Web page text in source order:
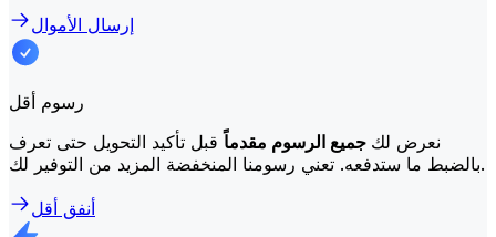
إرسال الأموال
رسوم أقل
نعرض لك جميع الرسوم مقدماًقبل تأكيد التحويل حتى تعرف
بالضبط ما ستدفعه. تعني رسومنا المنخفضة المزيد من التوفير لك.
أنفق أقل